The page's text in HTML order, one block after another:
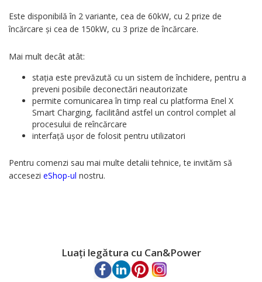
Este disponibilă în 2 variante, cea de 60kW, cu 2 prize de
încărcare și cea de 150kW, cu 3 prize de încărcare.
Mai mult decât atât:
stația este prevăzută cu un sistem de închidere, pentru a
preveni posibile deconectări neautorizate
permite comunicarea în timp real cu platforma Enel X
Smart Charging, facilitând astfel un control complet al
procesului de reîncărcare
interfață ușor de folosit pentru utilizatori
Pentru comenzi sau mai multe detalii tehnice, te invităm să
accesezi eShop-ul nostru.
Luați legătura cu Can&Power